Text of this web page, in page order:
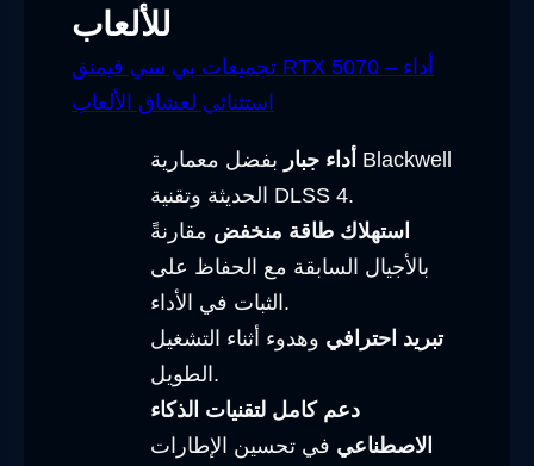
للألعاب
تجميعات بي سي قيمنق RTX 5070 – أداء
استثنائي لعشاق الألعاب
أداء جبار بفضل معمارية Blackwell
الحديثة وتقنية DLSS 4.
استهلاك طاقة منخفض مقارنةً
بالأجيال السابقة مع الحفاظ على
الثبات في الأداء.
تبريد احترافي وهدوء أثناء التشغيل
الطويل.
دعم كامل لتقنيات الذكاء
الاصطناعي في تحسين الإطارات